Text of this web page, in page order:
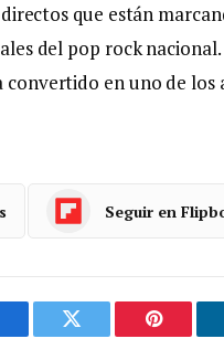
que están
del pop rock
en uno de los
Seguir en
Gorjeo Pinterest